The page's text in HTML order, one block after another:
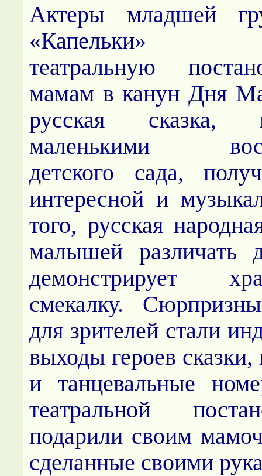
Актеры младшей
«Капельки»
театральную
мамам в канун Дня
русская сказка,
маленькими
детского сада,
интересной и
того, русская
малышей различать
демонстрирует
смекалку.
для зрителей стали
выходы героев
и танцевальные
театральной
подарили своим
сделанные своими